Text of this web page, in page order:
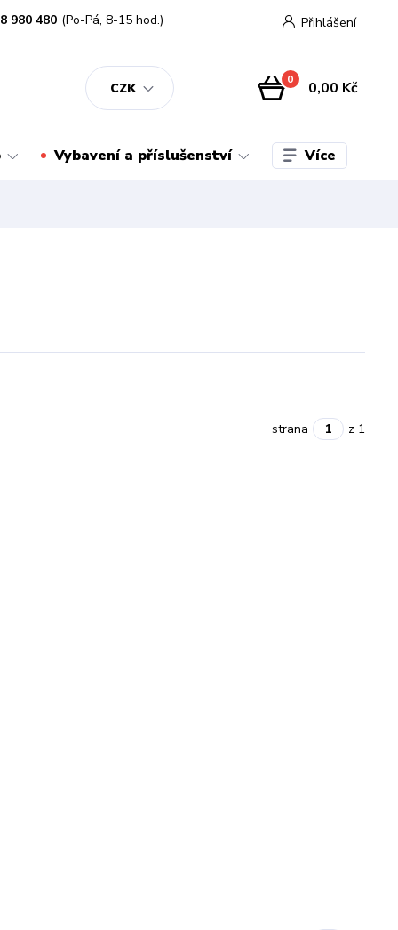
CZK
Přihlášení
980 480 (Po-Pá, 8-15 hod.)
0 0,00 Kč
Vybavení a příslušenství Více
strana z 1